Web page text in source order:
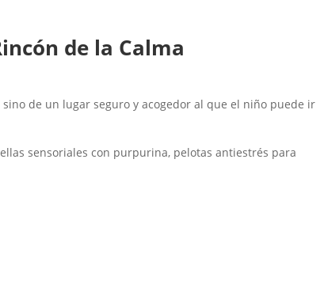
de la Calma
de un lugar seguro y acogedor al que el niño puede ir
sensoriales con purpurina, pelotas antiestrés para